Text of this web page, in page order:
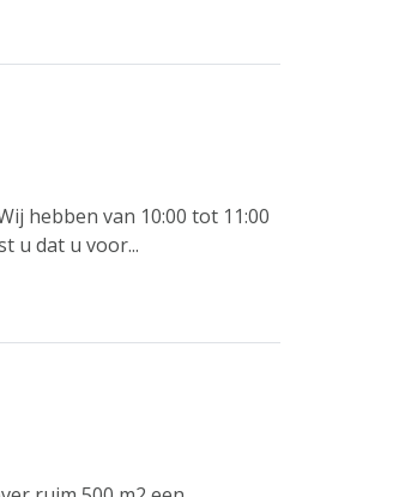
hebben van 10:00 tot 11:00
u dat u voor...